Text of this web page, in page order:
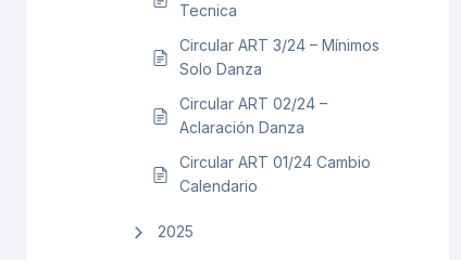
Tecnica
Circular ART 3/24 – Mínimos
Solo Danza
Circular ART 02/24 –
Aclaración Danza
Circular ART 01/24 Cambio
Calendario
2025